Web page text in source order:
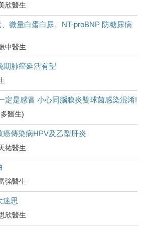
欣醫生
微量白蛋白尿、NT-proBNP 防糖尿病
中醫生
期肺癌延活有望
定是感冒 小心同腦膜炎雙球菌感染混淆!
醫生)
傳染病HPV及乙型肝炎
祐醫生
強醫生
迷思
欣醫生